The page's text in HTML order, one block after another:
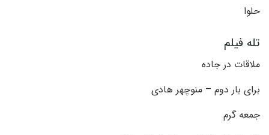
حلوا
تله فیلم
ملاقات در جاده
برای بار دوم – منوچهر هادی
جمعه گرم